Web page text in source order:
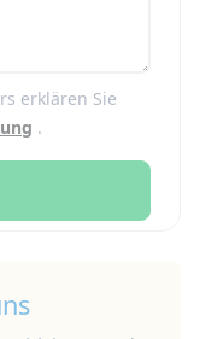
erklären Sie
.